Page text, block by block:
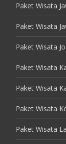
Paket Wisata
Paket Wisata
Paket Wisata
Paket Wisata
Paket Wisata
Paket Wisata
Paket Wisata